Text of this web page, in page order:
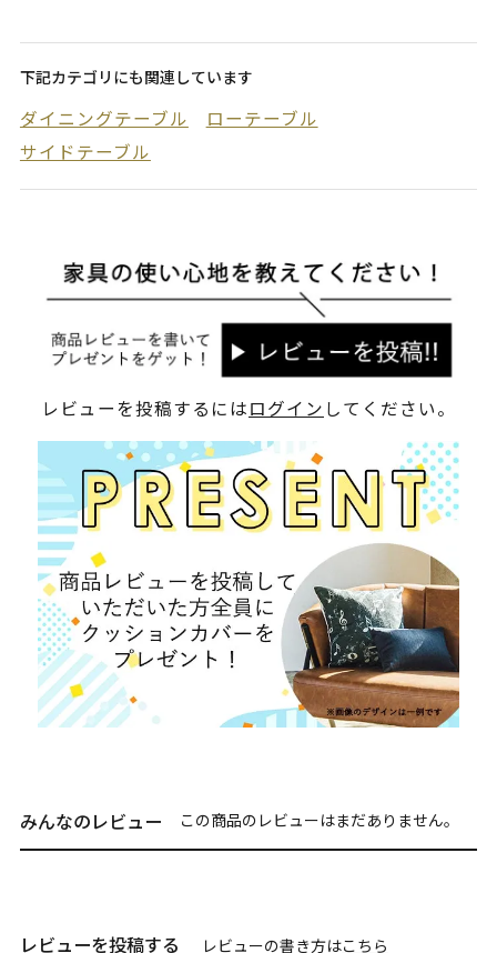
下記カテゴリにも関連しています
ダイニングテーブル
ローテーブル
サイドテーブル
レビューを投稿するにはログイン してください。
みんなのレビュー この商品のレビューはまだありません。
レビューを投稿する レビューの書き方はこちら